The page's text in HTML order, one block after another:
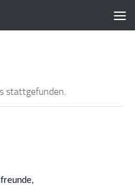
stattgefunden.